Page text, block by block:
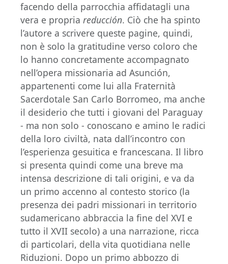
facendo della parrocchia affidatagli una
vera e propria reducción. Ciò che ha spinto
l’autore a scrivere queste pagine, quindi,
non è solo la gratitudine verso coloro che
lo hanno concretamente accompagnato
nell’opera missionaria ad Asunción,
appartenenti come lui alla Fraternità
Sacerdotale San Carlo Borromeo, ma anche
il desiderio che tutti i giovani del Paraguay
- ma non solo - conoscano e amino le radici
della loro civiltà, nata dall’incontro con
l’esperienza gesuitica e francescana. Il libro
si presenta quindi come una breve ma
intensa descrizione di tali origini, e va da
un primo accenno al contesto storico (la
presenza dei padri missionari in territorio
sudamericano abbraccia la fine del XVI e
tutto il XVII secolo) a una narrazione, ricca
di particolari, della vita quotidiana nelle
Riduzioni. Dopo un primo abbozzo di